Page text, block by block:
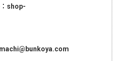
shop-